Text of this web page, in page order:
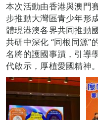
本次活動由香港與澳門
步推動大灣區青少年形
體現港澳各界共同推動
共研中深化 “同根同源”
名將的護國事蹟，引導
代啟示，厚植愛國精神。